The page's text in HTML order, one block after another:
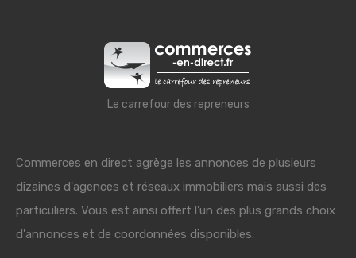
Le carrefour des repreneurs
Commerces en direct agrège les annonces de plusieurs
dizaines d'agences et réseaux immobiliers mais aussi des
particuliers. Vous est ainsi offert l'un des plus grands choix
d'annonces et de coordonnées disponibles.